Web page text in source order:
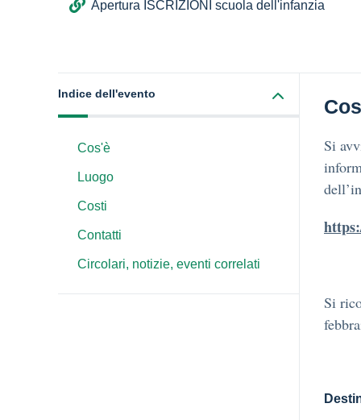
Apertura ISCRIZIONI scuola dell'infanzia
Indice dell'evento
Cos'è
Luogo
Costi
Contatti
Circolari, notizie, eventi correlati
Si
Si